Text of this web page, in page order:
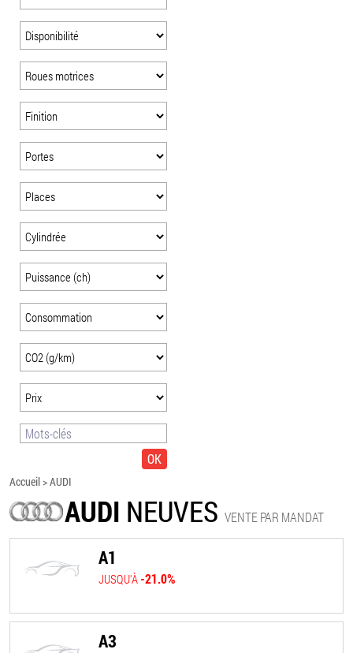
Accueil>AUDI
AUDI NEUVES VENTE PAR MANDAT
A1
JUSQU'À -21.0%
A3